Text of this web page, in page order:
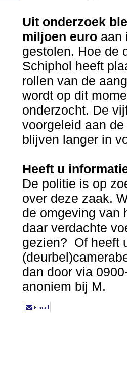
Uit onderzoek
miljoen euroaan
gestolen. Hoe de
Schiphol heeft
rollen van de
wordt op dit
onderzocht. De
voorgeleid aan
blijven langer in
Heeft u
De politie is op
over deze zaak.
de omgeving van
daar verdachte
gezien? Of heeft
dan door via
anoniem bij M.